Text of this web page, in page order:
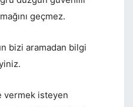
geçmez.
bizi aramadan bilgi
vermek isteyen